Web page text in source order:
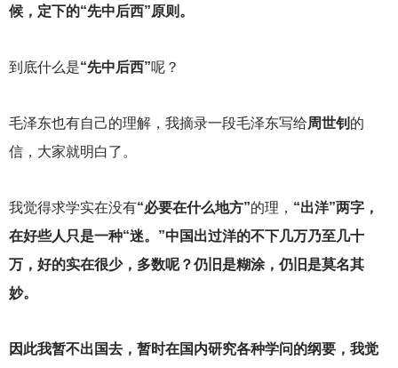
候，定下的“先中后西”原则。
到底什么是“先中后西”呢？
毛泽东也有自己的理解，我摘录一段毛泽东写给周世钊 的
信，大家就明白了。
我觉得求学实在没有“必要在什么地方”的理， “出洋”两字，
在好些人只是一种“迷。”中国出过洋的不下几万乃至几十
万，好的实在很少，多数呢？仍旧是糊涂，仍旧是莫名其
妙。
因此我暂不出国去，暂时在国内研究各种学问的纲要，我觉